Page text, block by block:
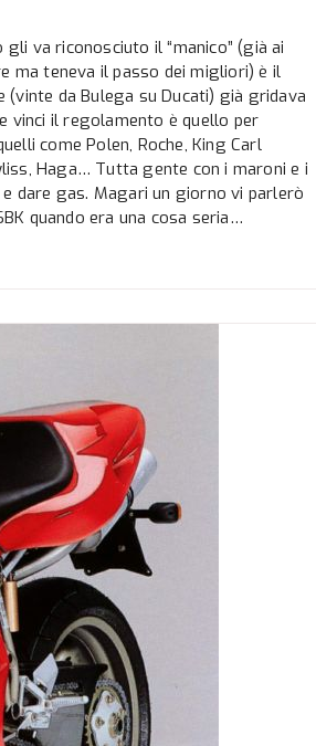
va riconosciuto il “manico” (già ai
ma teneva il passo dei migliori) è il
(vinte da Bulega su Ducati) già gridava
vinci il regolamento è quello per
come Polen, Roche, King Carl
Haga… Tutta gente con i maroni e i
dare gas. Magari un giorno vi parlerò
quando era una cosa seria…